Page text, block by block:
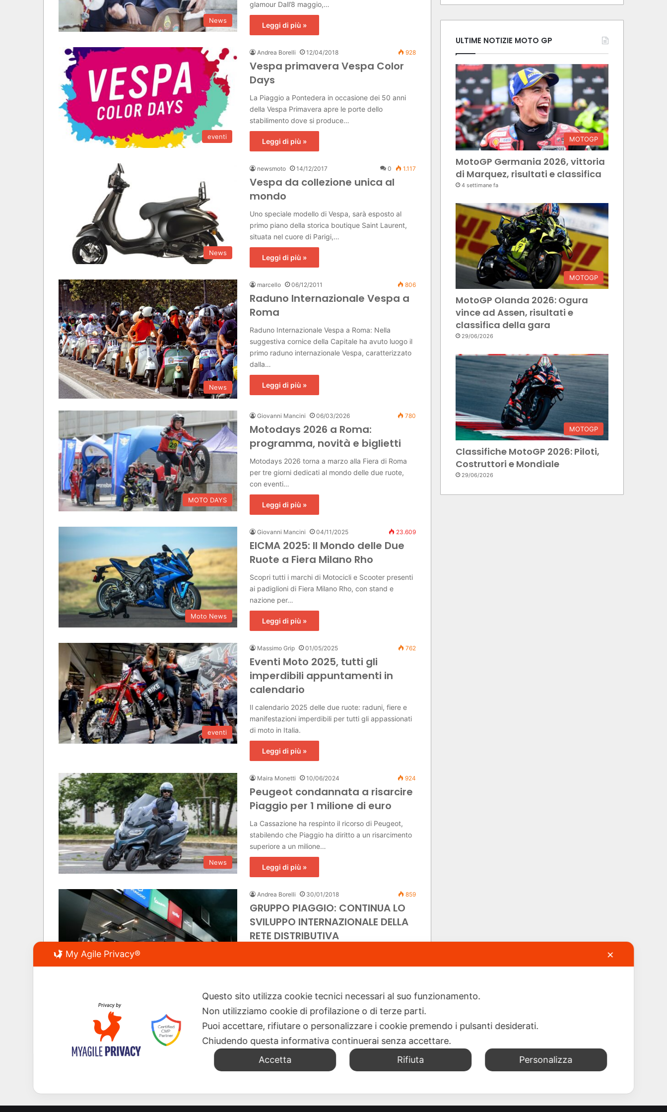
News
glamour Dall’8 maggio,…
Leggi di più »
eventi
Andrea Borelli 12/04/2018 928
Vespa primavera Vespa Color
Days
La Piaggio a Pontedera in occasione dei 50 anni
della Vespa Primavera apre le porte dello
stabilimento dove si produce…
Leggi di più »
News
newsmoto 14/12/2017 0 1.117
Vespa da collezione unica al
mondo
Uno speciale modello di Vespa, sarà esposto al
primo piano della storica boutique Saint Laurent,
situata nel cuore di Parigi,…
Leggi di più »
News
marcello 06/12/2011 806
Raduno Internazionale Vespa a
Roma
Raduno Internazionale Vespa a Roma: Nella
suggestiva cornice della Capitale ha avuto luogo il
primo raduno internazionale Vespa, caratterizzato
dalla…
Leggi di più »
MOTO DAYS
Giovanni Mancini 06/03/2026 780
Motodays 2026 a Roma:
programma, novità e biglietti
Motodays 2026 torna a marzo alla Fiera di Roma
per tre giorni dedicati al mondo delle due ruote,
con eventi…
Leggi di più »
Moto News
Giovanni Mancini 04/11/2025 23.609
EICMA 2025: Il Mondo delle Due
Ruote a Fiera Milano Rho
Scopri tutti i marchi di Motocicli e Scooter presenti
ai padiglioni di Fiera Milano Rho, con stand e
nazione per…
Leggi di più »
eventi
Massimo Grip 01/05/2025 762
Eventi Moto 2025, tutti gli
imperdibili appuntamenti in
calendario
Il calendario 2025 delle due ruote: raduni, fiere e
manifestazioni imperdibili per tutti gli appassionati
di moto in Italia.
Leggi di più »
News
Maira Monetti 10/06/2024 924
Peugeot condannata a risarcire
Piaggio per 1 milione di euro
La Cassazione ha respinto il ricorso di Peugeot,
stabilendo che Piaggio ha diritto a un risarcimento
superiore a un milione…
Leggi di più »
Andrea Borelli 30/01/2018 859
GRUPPO PIAGGIO: CONTINUA LO
SVILUPPO INTERNAZIONALE DELLA
RETE DISTRIBUTIVA
INTERNAZIONALE DELLA RETE DISTRIBUTIVA:
PER…
Prossima pagina
ULTIME NOTIZIE MOTO GP
MOTOGP
MotoGP Germania 2026, vittoria
di Marquez, risultati e classifica
4 settimane fa
MOTOGP
MotoGP Olanda 2026: Ogura
vince ad Assen, risultati e
classifica della gara
29/06/2026
MOTOGP
Classifiche MotoGP 2026: Piloti,
Costruttori e Mondiale
29/06/2026
My Agile Privacy® ✕
Questo sito utilizza cookie tecnici necessari al suo funzionamento.
Non utilizziamo cookie di profilazione o di terze parti.
Puoi accettare, rifiutare o personalizzare i cookie premendo i pulsanti desiderati.
Chiudendo questa informativa continuerai senza accettare.
Accetta
Rifiuta Personalizza